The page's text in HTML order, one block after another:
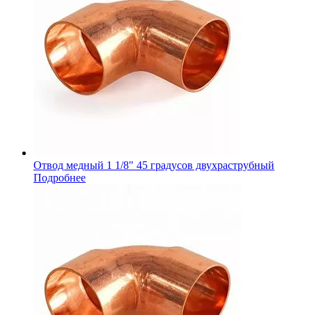
Отвод медный 1 1/8" 45 градусов двухраструбный
Подробнее